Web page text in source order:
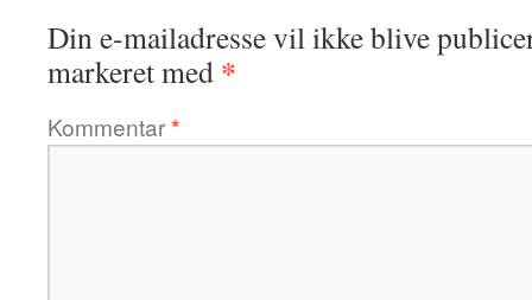
Din e-mailadresse vil ikke blive
markeret med *
Kommentar*